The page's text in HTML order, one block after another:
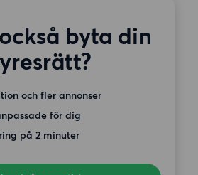
byta din
och fler annonser
för dig
på 2 minuter